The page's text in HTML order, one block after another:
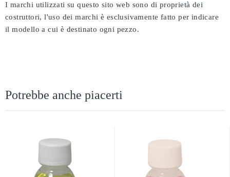
I marchi utilizzati su questo sito web sono di proprietà dei
costruttori, l'uso dei marchi è esclusivamente fatto per indicare
il modello a cui è destinato ogni pezzo.
Potrebbe anche piacerti